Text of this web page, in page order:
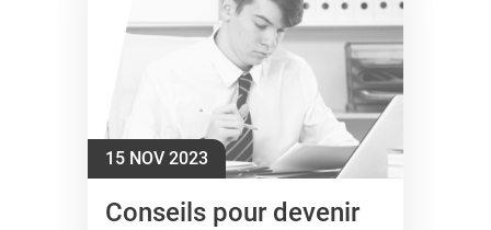
15 NOV 2023
Conseils pour devenir